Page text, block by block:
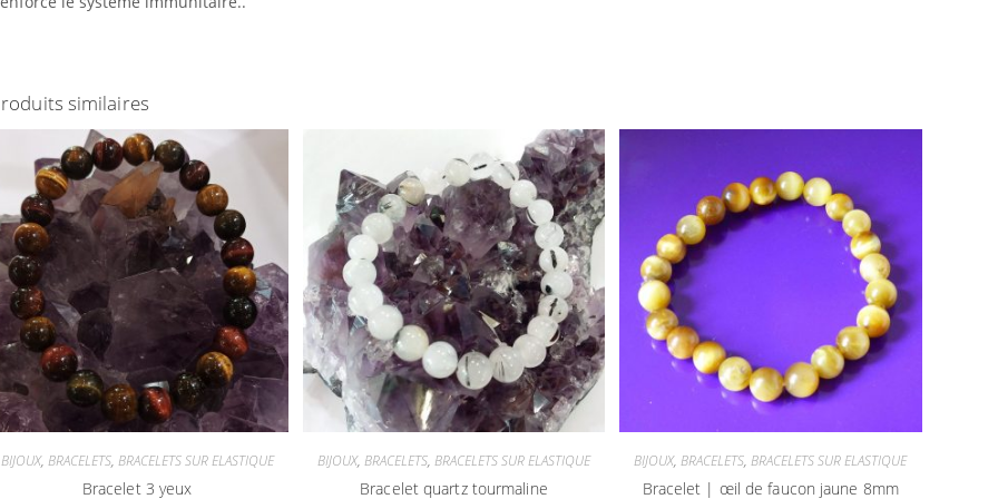
similaires
BIJOUX, BRACELETS, BRACELETS SUR ELASTIQUE
Bracelet 3 yeux
BIJOUX, BRACELETS, BRACELETS SUR ELASTIQUE
Bracelet quartz tourmaline
BIJOUX,BRACELETS,BRACELETS SUR ELASTIQUE
Bracelet | œil de faucon jaune 8mm